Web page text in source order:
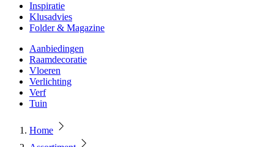
Inspiratie
Klusadvies
Folder & Magazine
Aanbiedingen
Raamdecoratie
Vloeren
Verlichting
Verf
Tuin
Home